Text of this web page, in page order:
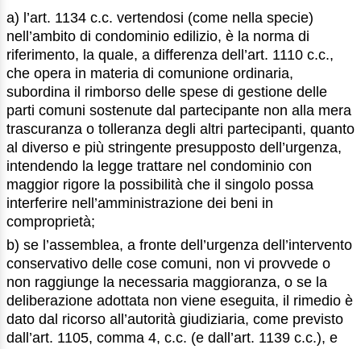
a) l’art. 1134 c.c. vertendosi (come nella specie)
nell’ambito di condominio edilizio, è la norma di
riferimento, la quale, a differenza dell’art. 1110 c.c.,
che opera in materia di comunione ordinaria,
subordina il rimborso delle spese di gestione delle
parti comuni sostenute dal partecipante non alla mera
trascuranza o tolleranza degli altri partecipanti, quanto
al diverso e più stringente presupposto dell’urgenza,
intendendo la legge trattare nel condominio con
maggior rigore la possibilità che il singolo possa
interferire nell’amministrazione dei beni in
comproprietà;
b) se l’assemblea, a fronte dell’urgenza dell’intervento
conservativo delle cose comuni, non vi provvede o
non raggiunge la necessaria maggioranza, o se la
deliberazione adottata non viene eseguita, il rimedio è
dato dal ricorso all’autorità giudiziaria, come previsto
dall’art. 1105, comma 4, c.c. (e dall’art. 1139 c.c.), e